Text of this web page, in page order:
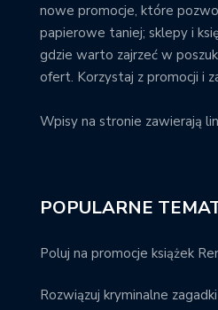
nowe promocje, które
papierowe taniej; sklepy i
gdzie warto zajrzeć w
ofert. Korzystaj z promocji i
Wpisy na stronie zawierają
POPULARNE
Poluj na promocje książek
Rozwiązuj kryminalne